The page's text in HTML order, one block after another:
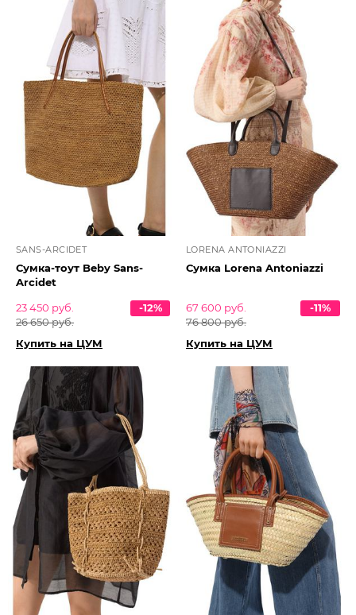
SANS-ARCIDET
Сумка-тоут Beby Sans-
Arcidet
23 450 руб.
26 650 руб.
-12%
Купить на ЦУМ
LORENA ANTONIAZZI
Сумка Lorena Antoniazzi
67 600 руб.
76 800 руб.
-11%
Купить на ЦУМ